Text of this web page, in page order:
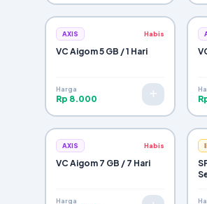
AXIS Habis
VC Aigom 5 GB / 1 Hari
Harga
Rp 8.000
AXIS Habis
VC Aigom 7 GB / 7 Hari
Harga